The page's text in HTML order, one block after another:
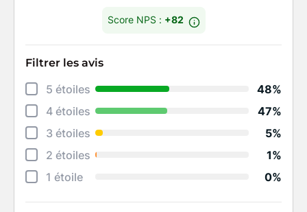
Score NPS : +82
Filtrer les avis
5 étoiles
48%
4 étoiles
47%
3 étoiles
5%
2 étoiles
1%
1 étoile
0%